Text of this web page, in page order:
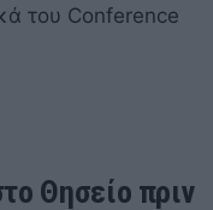
του Conference
Θησείο πριν